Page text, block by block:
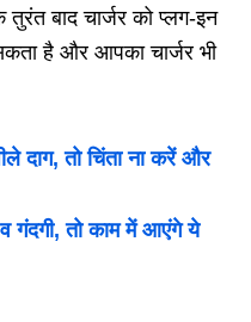
बाद चार्जर को प्लग-इन
है और आपका चार्जर भी
दाग, तो चिंता ना करें और
गंदगी, तो काम में आएंगे ये